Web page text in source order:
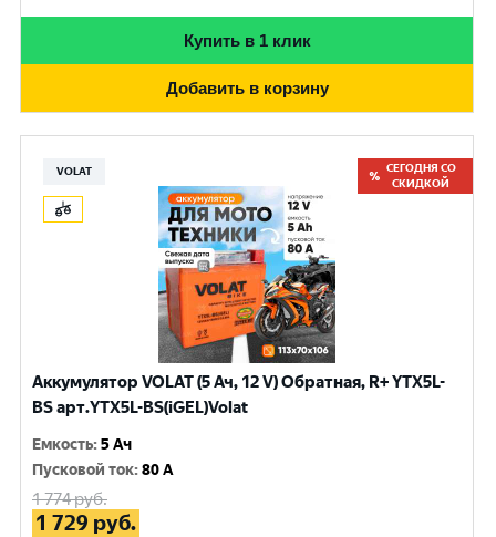
Купить в 1 клик
Добавить в корзину
VOLAT
СЕГОДНЯ СО
СКИДКОЙ
Аккумулятор VOLAT (5 Ач, 12 V) Обратная, R+ YTX5L-
BS арт.YTX5L-BS(iGEL)Volat
Емкость:5 Ач
Пусковой ток:80 A
1 774руб.
1 729 руб.